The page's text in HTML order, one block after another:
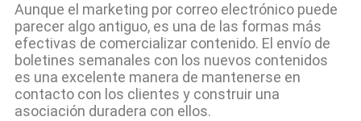
Aunque el marketing por correo electrónico puede
parecer algo antiguo, es una de las formas más
efectivas de comercializar contenido. El envío de
boletines semanales con los nuevos contenidos
es una excelente manera de mantenerse en
contacto con los clientes y construir una
asociación duradera con ellos.